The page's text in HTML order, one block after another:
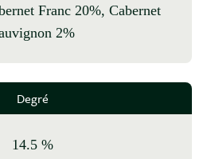
2%
Degré
14.5 %